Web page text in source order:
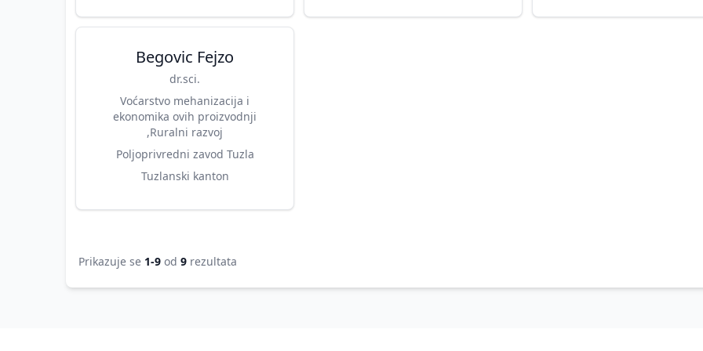
Begovic Fejzo
dr.sci.
Voćarstvo mehanizacija i
ekonomika ovih proizvodnji
,Ruralni razvoj
Poljoprivredni zavod Tuzla
Tuzlanski kanton
Prikazuje se 1-9 od 9 rezultata